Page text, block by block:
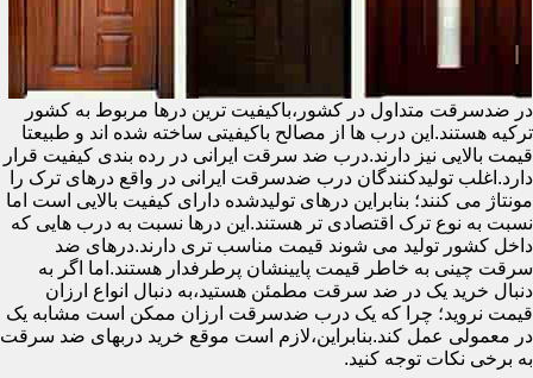
در ضدسرقت متداول در کشور،باکیفیت ترین درها مربوط به کشور
ترکیه هستند.این درب ها از مصالح باکیفیتی ساخته شده اند و طبیعتا
قیمت بالایی نیز دارند.درب ضد سرقت ایرانی در رده بندی کیفیت قرار
دارد.اغلب تولیدکنندگان درب ضدسرقت ایرانی در واقع درهای ترک را
مونتاژ می کنند؛ بنابراین درهای تولیدشده دارای کیفیت بالایی است اما
نسبت به نوع ترک اقتصادی تر هستند.این درها نسبت به درب هایی که
داخل کشور تولید می شوند قیمت مناسب تری دارند.درهای ضد
سرقت چینی به خاطر قیمت پایینشان پرطرفدار هستند.اما اگر به
دنبال خرید یک در ضد سرقت مطمئن هستید،به دنبال انواع ارزان
قیمت نروید؛ چرا که یک درب ضدسرقت ارزان ممکن است مشابه یک
در معمولی عمل کند.بنابراین،لازم است موقع خرید دربهای ضد سرقت
به برخی نکات توجه کنید.